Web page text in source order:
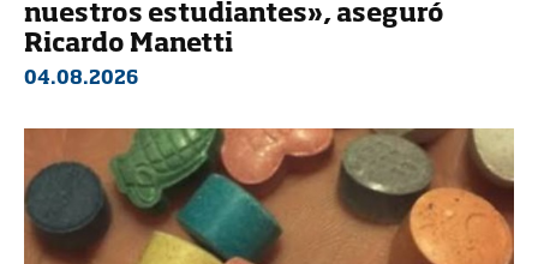
nuestros estudiantes», aseguró
Ricardo Manetti
04.08.2026